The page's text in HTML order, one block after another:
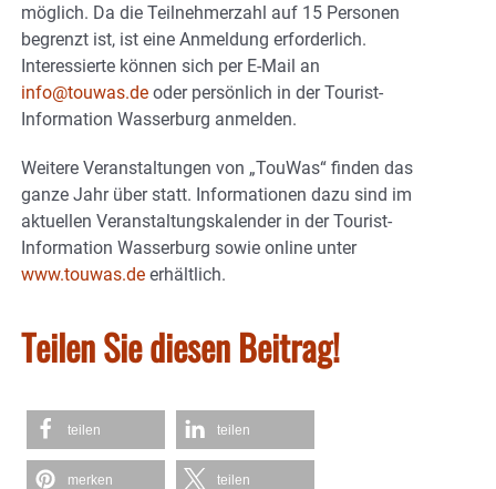
möglich. Da die Teilnehmerzahl auf 15 Personen
begrenzt ist, ist eine Anmeldung erforderlich.
Interessierte können sich per E-Mail an
info@touwas.de oder persönlich in der Tourist-
Information Wasserburg anmelden.
Weitere Veranstaltungen von „TouWas“ finden das
ganze Jahr über statt. Informationen dazu sind im
aktuellen Veranstaltungskalender in der Tourist-
Information Wasserburg sowie online unter
www.touwas.de erhältlich.
Teilen Sie diesen Beitrag!
teilen teilen
merken teilen